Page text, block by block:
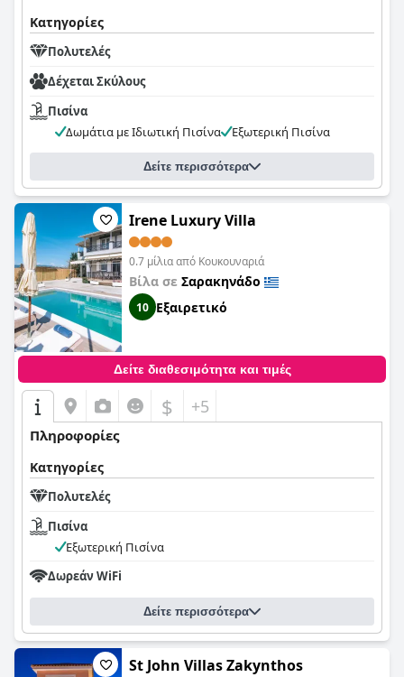
Κατηγορίες
Πολυτελές
Δέχεται Σκύλους
Πισίνα
Δωμάτια με Ιδιωτική Πισίνα
Εξωτερική Πισίνα
Δείτε περισσότερα
Irene Luxury Villa
0.7 μίλια από Κουκουναριά
Βίλα σε Σαρακηνάδο
10 Εξαιρετικό
Δείτε διαθεσιμότητα και τιμές
$ +5
Πληροφορίες
Κατηγορίες
Πολυτελές
Πισίνα
Εξωτερική Πισίνα
Δωρεάν WiFi
Δείτε περισσότερα
St John Villas Zakynthos